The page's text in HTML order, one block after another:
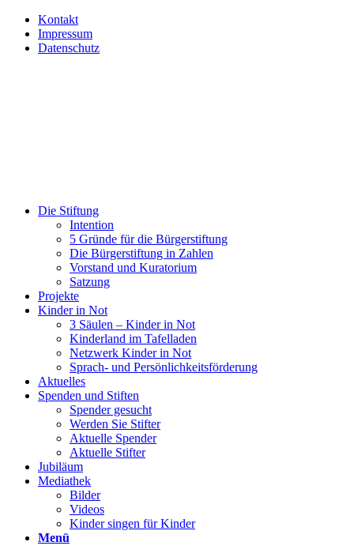
Kontakt
Impressum
Datenschutz
Die Stiftung
Intention
5 Gründe für die Bürgerstiftung
Die Bürgerstiftung in Zahlen
Vorstand und Kuratorium
Satzung
Projekte
Kinder in Not
3 Säulen – Kinder in Not
Kinderland im Tafelladen
Netzwerk Kinder in Not
Sprach- und Persönlichkeits­förderung
Aktuelles
Spenden und Stiften
Spender gesucht
Werden Sie Stifter
Aktuelle Spender
Aktuelle Stifter
Jubiläum
Mediathek
Bilder
Videos
Kinder singen für Kinder
Menü